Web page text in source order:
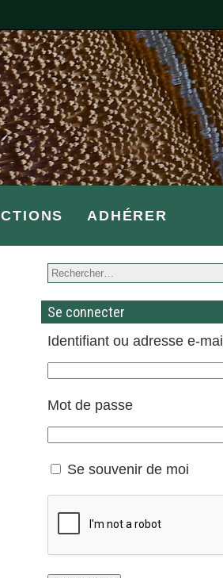
ADHÉRER
Se connecter
Identifiant ou adresse e-mail
Mot de passe
Se souvenir de moi